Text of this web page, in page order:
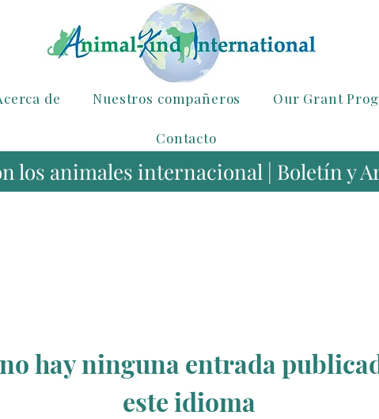
de Nuestros compañeros Our Grant
Contacto
los animales internacional | Boletín y
hay ninguna entrada
este idioma